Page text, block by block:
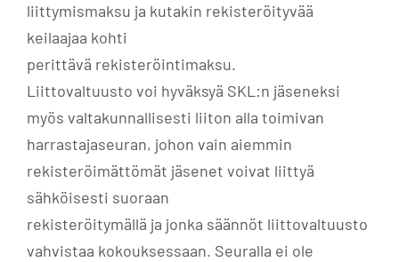
liittymismaksu ja kutakin rekisteröityvää
keilaajaa kohti
perittävä rekisteröintimaksu.
Liittovaltuusto voi hyväksyä SKL:n jäseneksi
myös valtakunnallisesti liiton alla toimivan
harrastajaseuran, johon vain aiemmin
rekisteröimättömät jäsenet voivat liittyä
sähköisesti suoraan
rekisteröitymällä ja jonka säännöt liittovaltuusto
vahvistaa kokouksessaan. Seuralla ei ole